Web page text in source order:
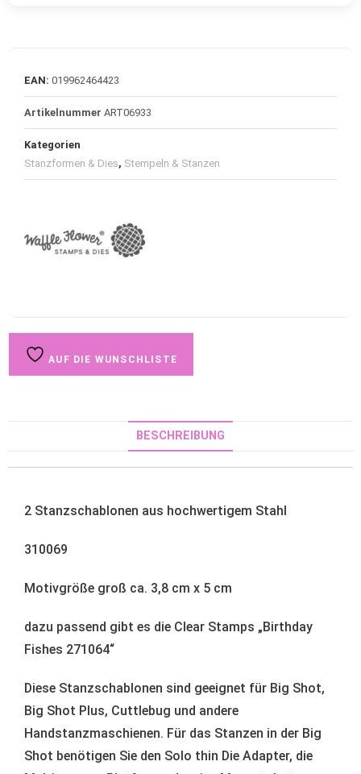
EAN: 019962464423
Artikelnummer ART06933
Kategorien
Stanzformen & Dies, Stempeln & Stanzen
AUF DIE WUNSCHLISTE
BESCHREIBUNG
2 Stanzschablonen aus hochwertigem Stahl
310069
Motivgröße groß ca. 3,8 cm x 5 cm
dazu passend gibt es die Clear Stamps „Birthday
Fishes 271064“
Diese Stanzschablonen sind geeignet für Big Shot,
Big Shot Plus, Cuttlebug und andere
Handstanzmaschienen. Für das Stanzen in der Big
Shot benötigen Sie den Solo thin Die Adapter, die